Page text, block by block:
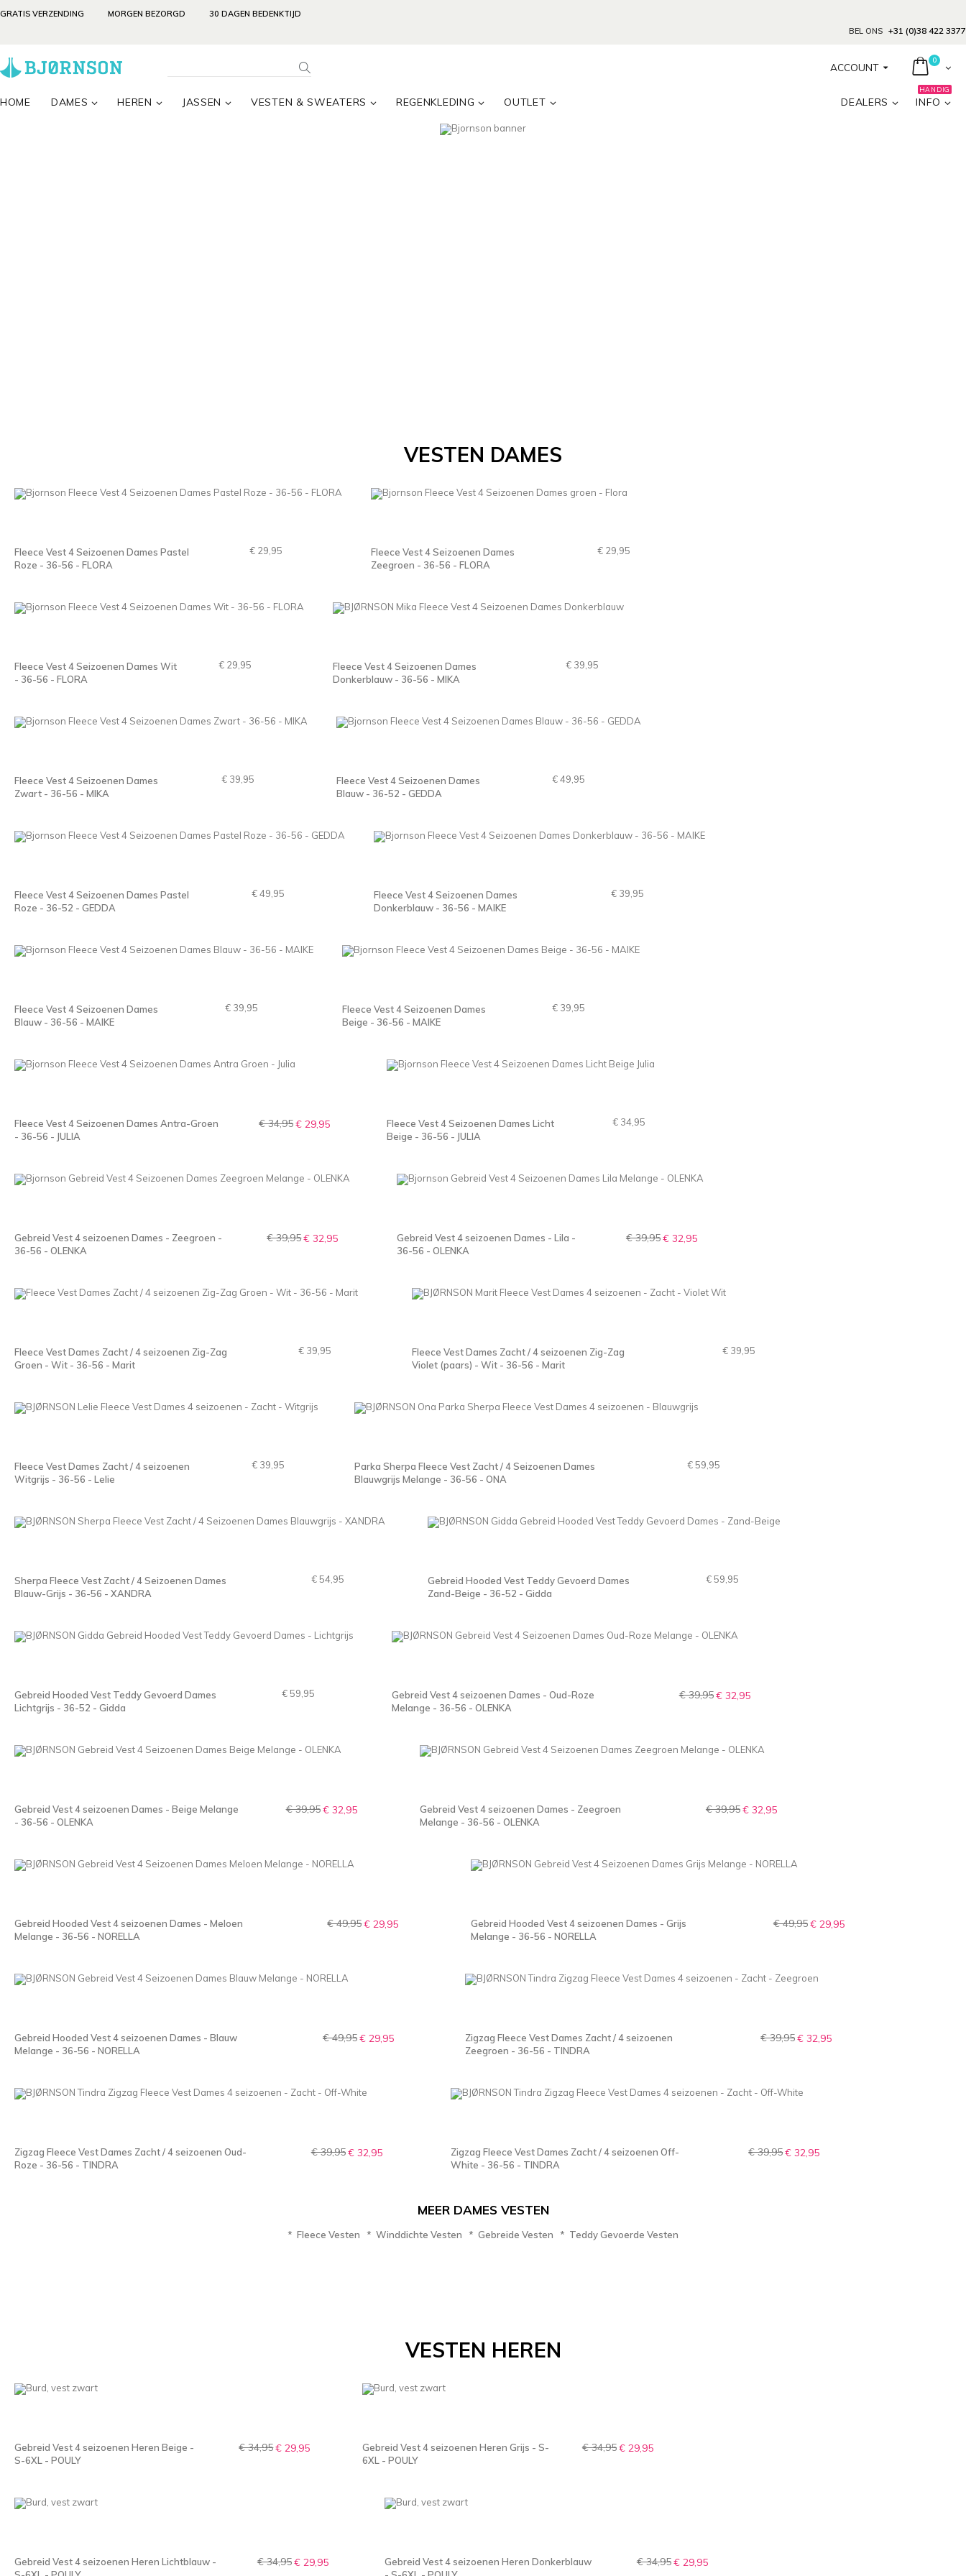
GRATIS VERZENDING MORGEN BEZORGD
30 DAGEN BEDENKTIJD
BEL ONS +31 (0)38 422 3377
ACCOUNT
0
HOME DAMES HEREN JASSEN VESTEN & SWEATERS REGENKLEDING OUTLET INFO
HANDIG
DEALERS
VESTEN DAMES
Fleece Vest 4 Seizoenen Dames Pastel
Roze - 36-56 - FLORA
€ 29,95
Fleece Vest 4 Seizoenen Dames
Zeegroen - 36-56 - FLORA
€ 29,95
Fleece Vest 4 Seizoenen Dames Wit
- 36-56 - FLORA
€ 29,95
Fleece Vest 4 Seizoenen Dames
Donkerblauw - 36-56 - MIKA
€ 39,95
Fleece Vest 4 Seizoenen Dames
Zwart - 36-56 - MIKA
€ 39,95
Fleece Vest 4 Seizoenen Dames
Blauw - 36-52 - GEDDA
€ 49,95
Fleece Vest 4 Seizoenen Dames Pastel
Roze - 36-52 - GEDDA
€ 49,95
Fleece Vest 4 Seizoenen Dames
Donkerblauw - 36-56 - MAIKE
€ 39,95
Fleece Vest 4 Seizoenen Dames
Blauw - 36-56 - MAIKE
€ 39,95
Fleece Vest 4 Seizoenen Dames
Beige - 36-56 - MAIKE
€ 39,95
Fleece Vest 4 Seizoenen Dames Antra-Groen
- 36-56 - JULIA
€ 34,95€ 29,95
Fleece Vest 4 Seizoenen Dames Licht
Beige - 36-56 - JULIA
€ 34,95
Gebreid Vest 4 seizoenen Dames - Zeegroen -
36-56 - OLENKA
€ 39,95€ 32,95
Gebreid Vest 4 seizoenen Dames - Lila -
36-56 - OLENKA
€ 39,95€ 32,95
Fleece Vest Dames Zacht / 4 seizoenen Zig-Zag
Groen - Wit - 36-56 - Marit
€ 39,95
Fleece Vest Dames Zacht / 4 seizoenen Zig-Zag
Violet (paars) - Wit - 36-56 - Marit
€ 39,95
Fleece Vest Dames Zacht / 4 seizoenen
Witgrijs - 36-56 - Lelie
€ 39,95
Parka Sherpa Fleece Vest Zacht / 4 Seizoenen Dames
Blauwgrijs Melange - 36-56 - ONA
€ 59,95
Sherpa Fleece Vest Zacht / 4 Seizoenen Dames
Blauw-Grijs - 36-56 - XANDRA
€ 54,95
Gebreid Hooded Vest Teddy Gevoerd Dames
Zand-Beige - 36-52 - Gidda
€ 59,95
Gebreid Hooded Vest Teddy Gevoerd Dames
Lichtgrijs - 36-52 - Gidda
€ 59,95
Gebreid Vest 4 seizoenen Dames - Oud-Roze
Melange - 36-56 - OLENKA
€ 39,95€ 32,95
Gebreid Vest 4 seizoenen Dames - Beige Melange
- 36-56 - OLENKA
€ 39,95€ 32,95
Gebreid Vest 4 seizoenen Dames - Zeegroen
Melange - 36-56 - OLENKA
€ 39,95€ 32,95
Gebreid Hooded Vest 4 seizoenen Dames - Meloen
Melange - 36-56 - NORELLA
€ 49,95€ 29,95
Gebreid Hooded Vest 4 seizoenen Dames - Grijs
Melange - 36-56 - NORELLA
€ 49,95€ 29,95
Gebreid Hooded Vest 4 seizoenen Dames - Blauw
Melange - 36-56 - NORELLA
€ 49,95€ 29,95
Zigzag Fleece Vest Dames Zacht / 4 seizoenen
Zeegroen - 36-56 - TINDRA
€ 39,95€ 32,95
Zigzag Fleece Vest Dames Zacht / 4 seizoenen Oud-
Roze - 36-56 - TINDRA
€ 39,95€ 32,95
Zigzag Fleece Vest Dames Zacht / 4 seizoenen Off-
White - 36-56 - TINDRA
€ 39,95€ 32,95
MEER DAMES VESTEN
* Fleece Vesten * Winddichte Vesten * Gebreide Vesten * Teddy Gevoerde Vesten
VESTEN HEREN
Gebreid Vest 4 seizoenen Heren Beige -
S-6XL - POULY
€ 34,95€ 29,95
Gebreid Vest 4 seizoenen Heren Grijs - S-
6XL - POULY
€ 34,95€ 29,95
Gebreid Vest 4 seizoenen Heren Lichtblauw -
€ 34,95€ 29,95
Gebreid Vest 4 seizoenen Heren Donkerblauw
€ 34,95€ 29,95